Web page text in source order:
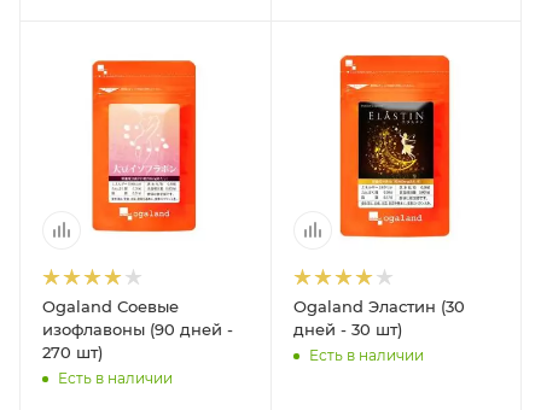
Ogaland Соевые
изофлавоны (90 дней -
270 шт)
Есть в наличии
Ogaland Эластин (30
дней - 30 шт)
Есть в наличии